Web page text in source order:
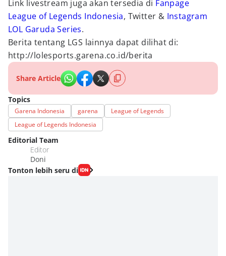
Link livestream juga akan tersedia di Fanpage
League of Legends Indonesia, Twitter & Instagram
LOL Garuda Series.
Berita tentang LGS lainnya dapat dilihat di:
http://lolesports.garena.co.id/berita
Share Article
Topics
Garena Indonesia garena
League of Legends
League of Legends Indonesia
Editorial Team
Editor
Doni
Tonton lebih seru di